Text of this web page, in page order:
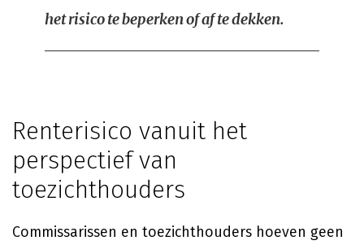
het risico te beperken of af te dekken.
Renterisico vanuit het
perspectief van
toezichthouders
Commissarissen en toezichthouders hoeven geen